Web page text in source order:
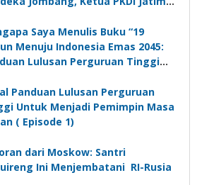
Kades untuk Memajukan
Saya Menulis Buku “19
Menuju Indonesia Emas 2045:
Lulusan Perguruan Tinggi
Panduan Lulusan Perguruan
Untuk Menjadi Pemimpin Masa
( Episode 1)
dari Moskow: Santri
Ini Menjembatani RI-Rusia